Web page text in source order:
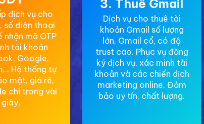
dịch vụ cho
số điện thoại
mã OTP
tài khoản
Google,
Hệ thống tự
mật, giá rẻ,
chỉ trong vài
giây.
3. Thuê Gmail
Dịch vụ cho thuê tài
khoản Gmail số lượng
lớn, Gmail cổ, có độ
trust cao. Phục vụ đăng
ký dịch vụ, xác minh tài
khoản và các chiến dịch
marketing online. Đảm
bảo uy tín, chất lượng.